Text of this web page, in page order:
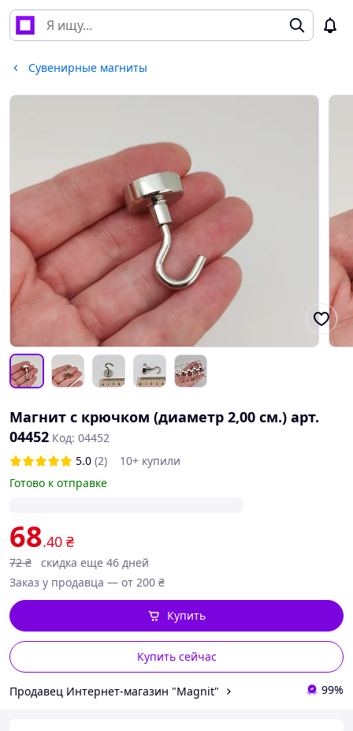
Сувенирные магниты
Магнит с крючком (диаметр 2,00 см.) арт.
04452 Код: 04452
5.0 (2)
10+ купили
Готово к отправке
68.40 ₴
72 ₴
скидка еще 46 дней
Заказ у продавца — от 200 ₴
Купить сейчас
Купить
Продавец Интернет-магазин "Magnit" 99%